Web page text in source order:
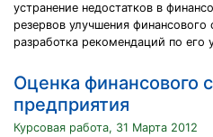
устранение недостатков в
резервов улучшения финансового
разработка рекомендаций по его
Оценка финансового
предприятия
Курсовая работа, 31 Марта 2012